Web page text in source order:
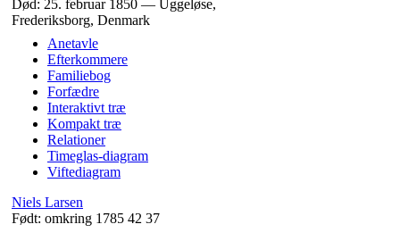
Død: 25. februar 1850 — Uggeløse,
Frederiksborg, Denmark
Anetavle
Efterkommere
Familiebog
Forfædre
Interaktivt træ
Kompakt træ
Relationer
Timeglas-diagram
Viftediagram
Niels Larsen
Født: omkring 1785 42 37